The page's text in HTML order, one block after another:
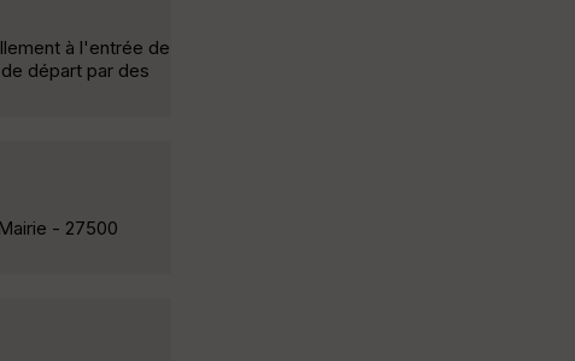
à l'entrée de
départ par des
- 27500